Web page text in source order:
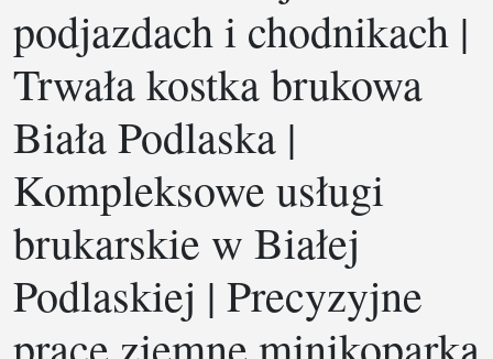
podjazdach i chodnikach |
Trwała kostka brukowa
Biała Podlaska |
Kompleksowe usługi
brukarskie w Białej
Podlaskiej | Precyzyjne